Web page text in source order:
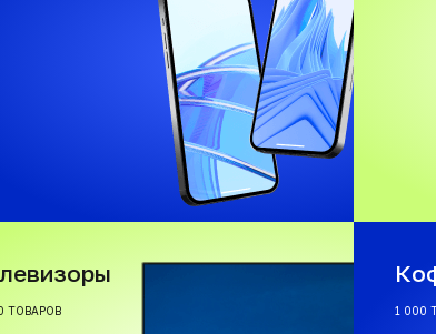
ТОВАРОВ 1 000